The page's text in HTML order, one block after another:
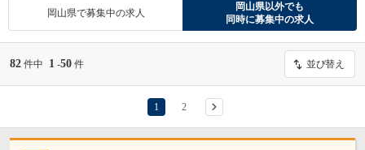
岡山県で募集中の求人
岡山県以外でも
同時に募集中の求人
82 件中 1 -50 件 並び替え
1 2